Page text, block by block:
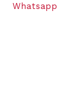
Whatsapp